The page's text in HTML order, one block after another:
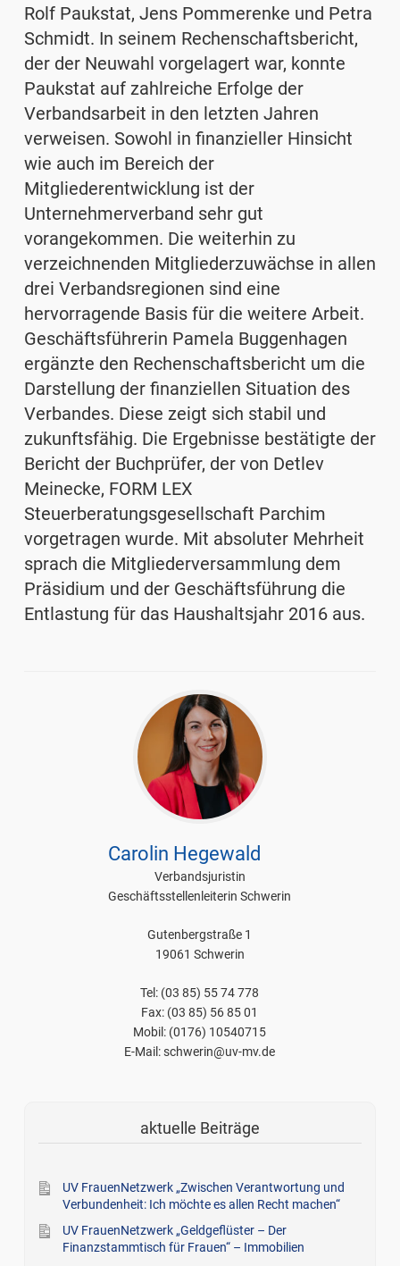
Rolf Paukstat, Jens Pommerenke und Petra
Schmidt. In seinem Rechenschaftsbericht,
der der Neuwahl vorgelagert war, konnte
Paukstat auf zahlreiche Erfolge der
Verbandsarbeit in den letzten Jahren
verweisen. Sowohl in finanzieller Hinsicht
wie auch im Bereich der
Mitgliederentwicklung ist der
Unternehmerverband sehr gut
vorangekommen. Die weiterhin zu
verzeichnenden Mitgliederzuwächse in allen
drei Verbandsregionen sind eine
hervorragende Basis für die weitere Arbeit.
Geschäftsführerin Pamela Buggenhagen
ergänzte den Rechenschaftsbericht um die
Darstellung der finanziellen Situation des
Verbandes. Diese zeigt sich stabil und
zukunftsfähig. Die Ergebnisse bestätigte der
Bericht der Buchprüfer, der von Detlev
Meinecke, FORM LEX
Steuerberatungsgesellschaft Parchim
vorgetragen wurde. Mit absoluter Mehrheit
sprach die Mitgliederversammlung dem
Präsidium und der Geschäftsführung die
Entlastung für das Haushaltsjahr 2016 aus.
Carolin Hegewald
Verbandsjuristin
Geschäftsstellenleiterin Schwerin
Gutenbergstraße 1
19061 Schwerin
Tel: (03 85) 55 74 778
Fax: (03 85) 56 85 01
Mobil: (0176) 10540715
E-Mail: schwerin@uv-mv.de
aktuelle Beiträge
UV FrauenNetzwerk „Zwischen Verantwortung und
Verbundenheit: Ich möchte es allen Recht machen“
UV FrauenNetzwerk „Geldgeflüster – Der
Finanzstammtisch für Frauen“ – Immobilien